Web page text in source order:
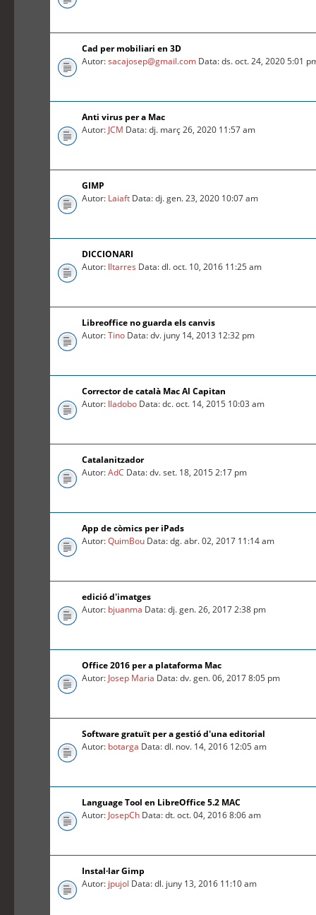
Cad per mobiliari en 3D
Autor:sacajosep@gmail.com Data: ds. oct. 24, 2020 5:01
Anti virus per a Mac
Autor: JCM Data: dj. març 26, 2020 11:57 am
GIMP
Autor: Laiaft Data: dj. gen. 23, 2020 10:07 am
DICCIONARI
Autor: lltarres Data: dl. oct. 10, 2016 11:25 am
Libreoffice no guarda els canvis
Autor:Tino Data: dv. juny 14, 2013 12:32 pm
Corrector de català Mac Al Capitan
Autor: lladobo Data: dc. oct. 14, 2015 10:03 am
Catalanitzador
Autor:AdC Data: dv. set. 18, 2015 2:17 pm
App de còmics per iPads
Autor:QuimBou Data: dg. abr. 02, 2017 11:14 am
edició d'imatges
Autor: bjuanma Data: dj. gen. 26, 2017 2:38 pm
Office 2016 per a plataforma Mac
Autor: Josep Maria Data: dv. gen. 06, 2017 8:05 pm
Software gratuït per a gestió d'una editorial
Autor: botarga Data: dl. nov. 14, 2016 12:05 am
Language Tool en LibreOffice 5.2 MAC
Autor: JosepCh Data: dt. oct. 04, 2016 8:06 am
Instal·lar Gimp
Autor: jpujol Data: dl. juny 13, 2016 11:10 am